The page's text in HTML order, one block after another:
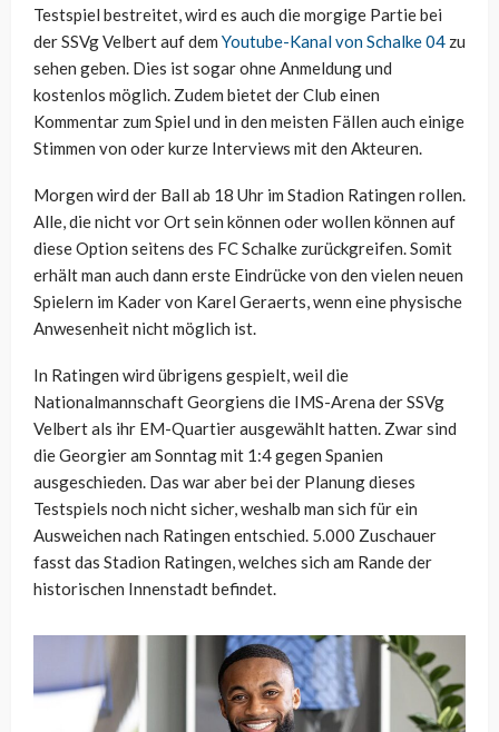
Testspiel bestreitet, wird es auch die morgige Partie bei
der SSVg Velbert auf dem Youtube-Kanal von Schalke 04 zu
sehen geben. Dies ist sogar ohne Anmeldung und
kostenlos möglich. Zudem bietet der Club einen
Kommentar zum Spiel und in den meisten Fällen auch einige
Stimmen von oder kurze Interviews mit den Akteuren.
Morgen wird der Ball ab 18 Uhr im Stadion Ratingen rollen.
Alle, die nicht vor Ort sein können oder wollen können auf
diese Option seitens des FC Schalke zurückgreifen. Somit
erhält man auch dann erste Eindrücke von den vielen neuen
Spielern im Kader von Karel Geraerts, wenn eine physische
Anwesenheit nicht möglich ist.
In Ratingen wird übrigens gespielt, weil die
Nationalmannschaft Georgiens die IMS-Arena der SSVg
Velbert als ihr EM-Quartier ausgewählt hatten. Zwar sind
die Georgier am Sonntag mit 1:4 gegen Spanien
ausgeschieden. Das war aber bei der Planung dieses
Testspiels noch nicht sicher, weshalb man sich für ein
Ausweichen nach Ratingen entschied. 5.000 Zuschauer
fasst das Stadion Ratingen, welches sich am Rande der
historischen Innenstadt befindet.